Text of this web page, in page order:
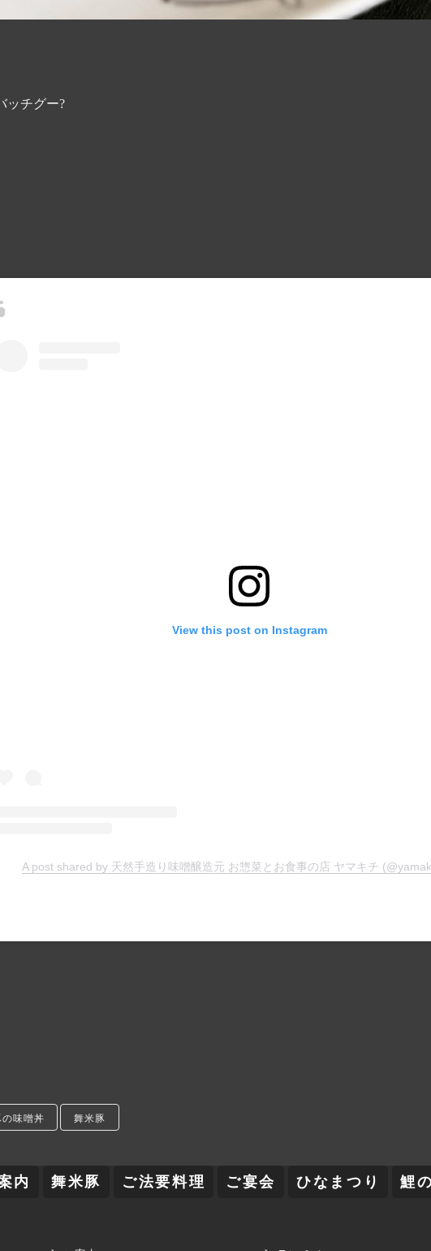
ッチグー?
View this post on Instagram
A post shared by 天然手造り味噌醸造元 お惣菜とお食事の店 ヤマキチ
味噌丼 舞米豚
内 舞米豚 ご法要料理 ご宴会 ひなまつり 鯉